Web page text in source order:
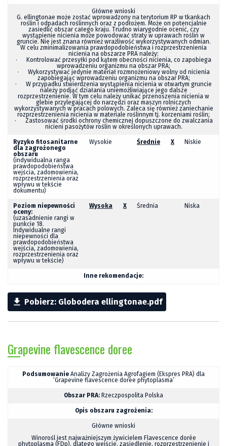
Główne wnioski
G. ellingtonae może zostać wprowadzony na terytorium RP w tkankach
roślin i odpadach roślinnych oraz z podłożem. Może on potencjalnie
zasiedlić obszar całego kraju. Trudno wiarygodnie ocenić, czy
wystąpienie nicienia może powodować straty w uprawach roślin w
gruncie. Nie jest znana również wrażliwość wykorzystywanych odmian.
W celu zminimalizowania prawdopodobieństwa i rozprzestrzenienia
nicienia na obszarze PRA należy:
· Kontrolować przesyłki pod kątem obecności nicienia, co zapobiega
wprowadzeniu organizmu na obszar PRA;
· Wykorzystywać jedynie materiał rozmnożeniowy wolny od nicienia
zapobiegając wprowadzeniu organizmu na obszar PRA;
· W przypadku stwierdzenia wystąpienia nicienia w otwartym gruncie
należy podjąć działania uniemożliwiające jego dalsze
rozprzestrzenienie. W tym celu należy unikać przenoszenia nicienia w
glebie przylegającej do narzędzi oraz maszyn rolniczych
wykorzystywanych w pracach polowych. Zaleca się również zaniechanie
rozprzestrzenienia nicienia w materiale roślinnym tj. korzeniami roślin;
· Zastosować środki ochrony chemicznej dopuszczone do zwalczania
nicieni pasożytów roślin w określonych uprawach.
Ryzyko fitosanitarne
dla zagrożonego
obszaru
(indywidualna ranga
prawdopodobieństwa
wejścia, zadomowienia,
rozprzestrzenienia oraz
wpływu w tekście
dokumentu)
Wysokie Średnie X Niskie
Poziom niepewności
oceny:
(uzasadnienie rangi w
punkcie 18.
Indywidualne rangi
niepewności dla
prawdopodobieństwa
wejścia, zadomowienia,
rozprzestrzenienia oraz
wpływu w tekście)
Wysoka X Średnia Niska
Inne rekomendacje:
 Pobierz: Globodera ellingtonae.pdf
Grapevine flavescence doree
Podsumowanie Analizy Zagrożenia Agrofagiem (Ekspres PRA) dla
‘Grapevine flavescence doree phytoplasma’
Obszar PRA: Rzeczpospolita Polska
Opis obszaru zagrożenia:
Główne wnioski
Winorośl jest najważniejszym żywicielem Flavescence dorée
phytoplasma (FDp), dlatego wejście, zasiedlenie, rozprzestrzenienie i